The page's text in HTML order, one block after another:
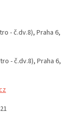
- č.dv.8), Praha 6,
- č.dv.8), Praha 6,